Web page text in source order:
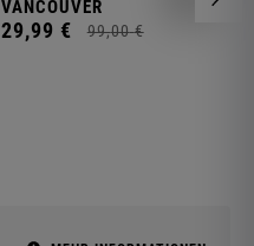
VANCOUVER
29,99 € 99,00 €